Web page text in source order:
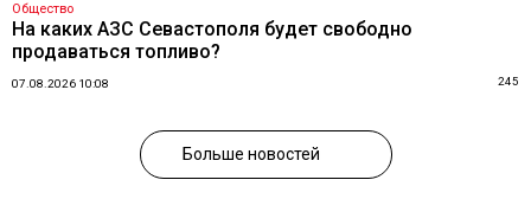
Общество
На каких АЗС Севастополя будет свободно
продаваться топливо?
07.08.2026 10:08 245
Больше новостей